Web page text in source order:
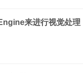
来进行视觉处理